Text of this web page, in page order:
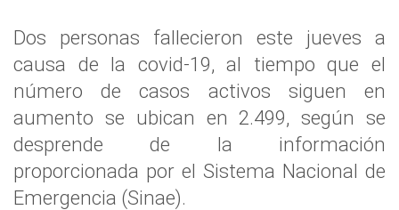
Dos personas fallecieron este jueves a
causa de la covid-19, al tiempo que el
número de casos activos siguen en
aumento se ubican en 2.499, según se
desprende de la información
proporcionada por el Sistema Nacional de
Emergencia (Sinae).